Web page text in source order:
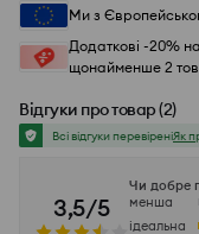
Ми з
Додаткові -20%
щонайменше 2
Відгуки про товар(2)
Всі відгуки перевіреніЯк
3,5/5
Чи добре
менша
ідеальна